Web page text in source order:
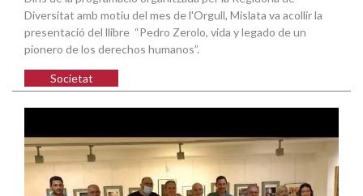
Diversitat amb motiu del mes de l'Orgull, Mislata va acollir la
presentació del llibre “Pedro Zerolo, vida y legado de un
pionero de los derechos humanos”.
Societat